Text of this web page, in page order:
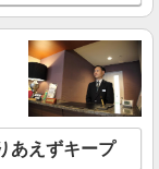
で『名古屋駅』
♪
細を見る
ートセンター二課
あえずキープ